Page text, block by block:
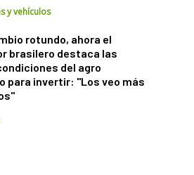
y vehículos
rotundo, ahora el
brasilero destaca las
del agro
para invertir: "Los veo más